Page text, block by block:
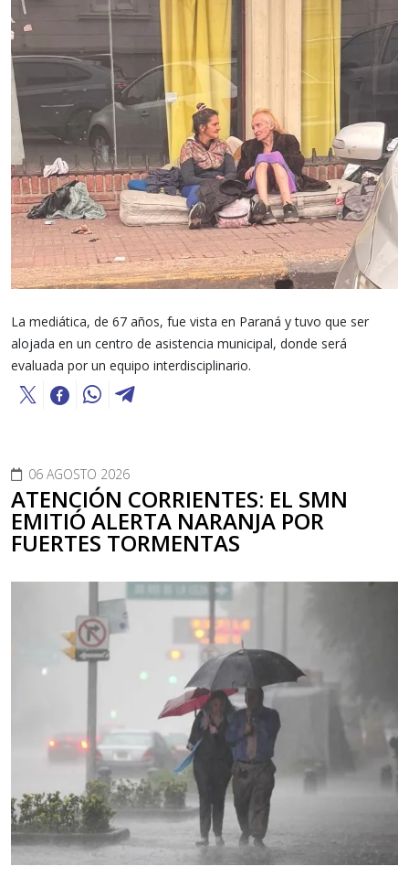
La mediática, de 67 años, fue vista en Paraná y tuvo que ser
alojada en un centro de asistencia municipal, donde será
evaluada por un equipo interdisciplinario.
06 AGOSTO 2026
ATENCIÓN CORRIENTES: EL SMN
EMITIÓ ALERTA NARANJA POR
FUERTES TORMENTAS